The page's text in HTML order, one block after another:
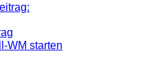
WM starten